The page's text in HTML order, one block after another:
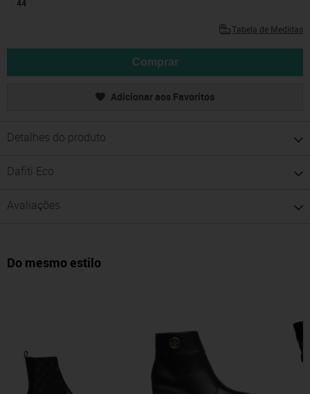
44
Tabela de Medidas
Comprar
Adicionar aos Favoritos
Detalhes do produto
Dafiti Eco
Avaliações
Do mesmo estilo